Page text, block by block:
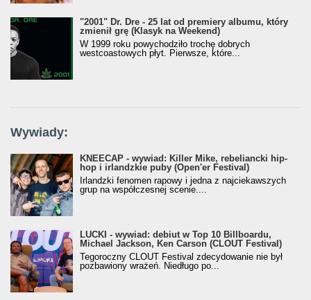
"2001" Dr. Dre - 25 lat od premiery albumu, który
zmienił grę (Klasyk na Weekend)
W 1999 roku powychodziło trochę dobrych
westcoastowych płyt. Pierwsze, które...
Wywiady:
KNEECAP - wywiad: Killer Mike, rebeliancki hip-
hop i irlandzkie puby (Open'er Festival)
Irlandzki fenomen rapowy i jedna z najciekawszych
grup na współczesnej scenie....
LUCKI - wywiad: debiut w Top 10 Billboardu,
Michael Jackson, Ken Carson (CLOUT Festival)
Tegoroczny CLOUT Festival zdecydowanie nie był
pozbawiony wrażeń. Niedługo po...